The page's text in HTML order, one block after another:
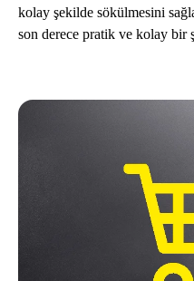
kolay şekilde sökülmesini
son derece pratik ve kolay bir